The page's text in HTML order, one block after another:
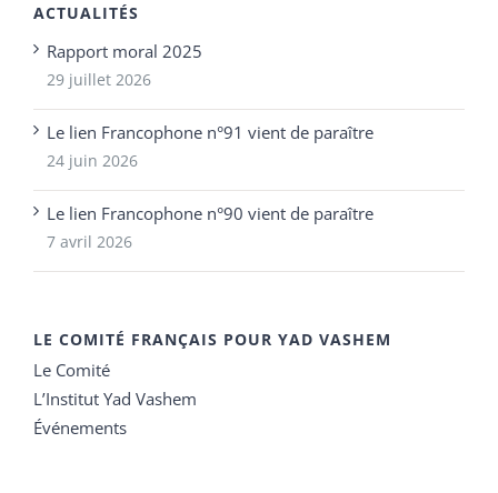
ACTUALITÉS
Rapport moral 2025
29 juillet 2026
Le lien Francophone n°91 vient de paraître
24 juin 2026
Le lien Francophone n°90 vient de paraître
7 avril 2026
LE COMITÉ FRANÇAIS POUR YAD VASHEM
Le Comité
L’Institut Yad Vashem
Événements